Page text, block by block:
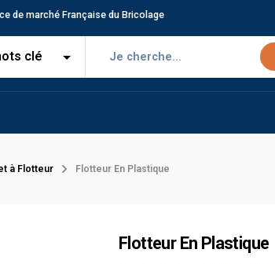
de marché Française du Bricolage
à Flotteur Flotteur En Plastique
Flotteur En Plastique